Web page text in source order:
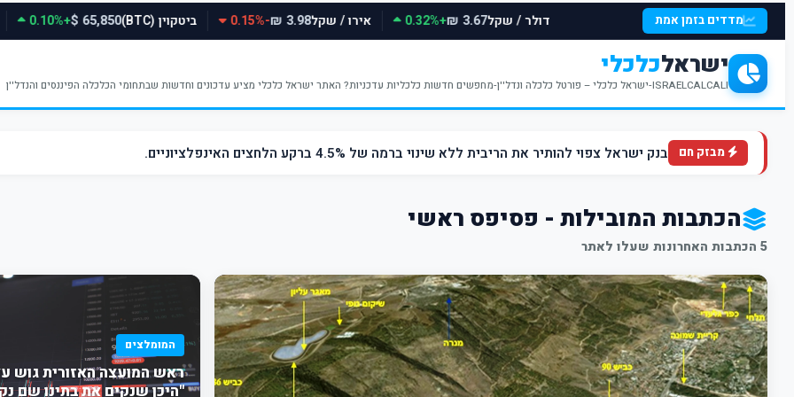
מדדים בזמן אמת דולר / שקל3.67 ₪
+0.32% אירו / שקל3.98 ₪
-0.15% ביטקוין (BTC) 65,850 $
+0.10%
ישראלכלכלי
ISRAELCALCALI-ישראל כלכלי – פורטל כלכלה ונדל''ן-מחפשים חדשות כלכליות עדכניות? האתר ישראל כלכלי מציע עדכונים וחדשות שבתחומי הכלכלה הפיננסים והנדל''ן
מבזק חם בנק ישראל צפוי להותיר את הריבית ללא שינוי ברמה של 4.5% ברקע הלחצים האינפלציוניים.
הכתבות המובילות - פסיפס ראשי
5 הכתבות האחרונות שעלו לאתר
המומלצים
ראש המועצה האזורית גוש
"היכן שנקים את בתינו שם